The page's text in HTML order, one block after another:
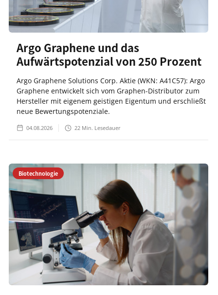
Argo Graphene und das
Aufwärtspotenzial von 250 Prozent
Argo Graphene Solutions Corp. Aktie (WKN: A41C57): Argo
Graphene entwickelt sich vom Graphen-Distributor zum
Hersteller mit eigenem geistigen Eigentum und erschließt
neue Bewertungspotenziale.
04.08.2026 22 Min. Lesedauer
Biotechnologie